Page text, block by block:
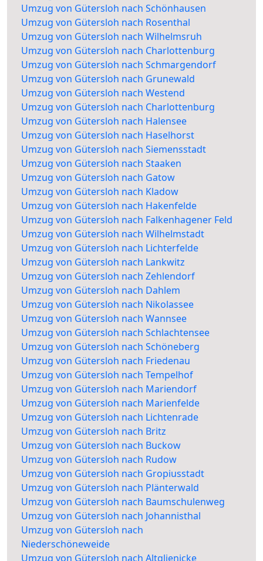
Umzug von Gütersloh nach Schönhausen
Umzug von Gütersloh nach Rosenthal
Umzug von Gütersloh nach Wilhelmsruh
Umzug von Gütersloh nach Charlottenburg
Umzug von Gütersloh nach Schmargendorf
Umzug von Gütersloh nach Grunewald
Umzug von Gütersloh nach Westend
Umzug von Gütersloh nach Charlottenburg
Umzug von Gütersloh nach Halensee
Umzug von Gütersloh nach Haselhorst
Umzug von Gütersloh nach Siemensstadt
Umzug von Gütersloh nach Staaken
Umzug von Gütersloh nach Gatow
Umzug von Gütersloh nach Kladow
Umzug von Gütersloh nach Hakenfelde
Umzug von Gütersloh nach Falkenhagener Feld
Umzug von Gütersloh nach Wilhelmstadt
Umzug von Gütersloh nach Lichterfelde
Umzug von Gütersloh nach Lankwitz
Umzug von Gütersloh nach Zehlendorf
Umzug von Gütersloh nach Dahlem
Umzug von Gütersloh nach Nikolassee
Umzug von Gütersloh nach Wannsee
Umzug von Gütersloh nach Schlachtensee
Umzug von Gütersloh nach Schöneberg
Umzug von Gütersloh nach Friedenau
Umzug von Gütersloh nach Tempelhof
Umzug von Gütersloh nach Mariendorf
Umzug von Gütersloh nach Marienfelde
Umzug von Gütersloh nach Lichtenrade
Umzug von Gütersloh nach Britz
Umzug von Gütersloh nach Buckow
Umzug von Gütersloh nach Rudow
Umzug von Gütersloh nach Gropiusstadt
Umzug von Gütersloh nach Plänterwald
Umzug von Gütersloh nach Baumschulenweg
Umzug von Gütersloh nach Johannisthal
Umzug von Gütersloh nach
Niederschöneweide
Umzug von Gütersloh nach Altglienicke